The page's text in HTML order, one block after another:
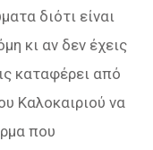
διότι είναι
κι αν δεν έχεις
καταφέρει από
Καλοκαιριού να
που